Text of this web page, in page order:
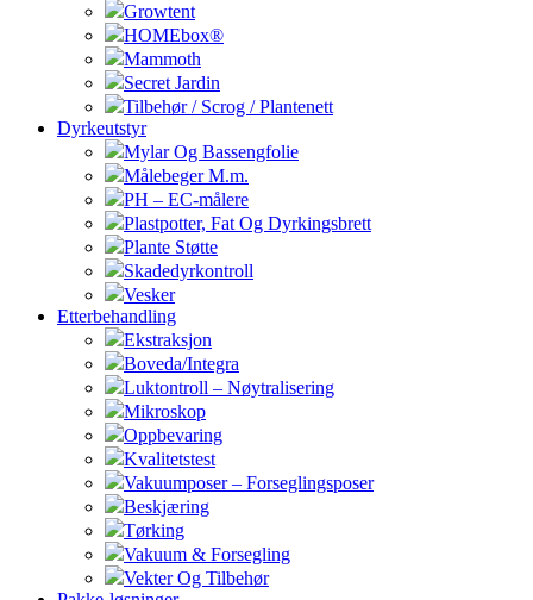
Growtent
HOMEbox®
Mammoth
Secret Jardin
Tilbehør / Scrog / Plantenett
Dyrkeutstyr
Mylar Og Bassengfolie
Målebeger M.m.
PH – EC-målere
Plastpotter, Fat Og Dyrkingsbrett
Plante Støtte
Skadedyrkontroll
Vesker
Etterbehandling
Ekstraksjon
Boveda/Integra
Luktontroll – Nøytralisering
Mikroskop
Oppbevaring
Kvalitetstest
Vakuumposer – Forseglingsposer
Beskjæring
Tørking
Vakuum & Forsegling
Vekter Og Tilbehør